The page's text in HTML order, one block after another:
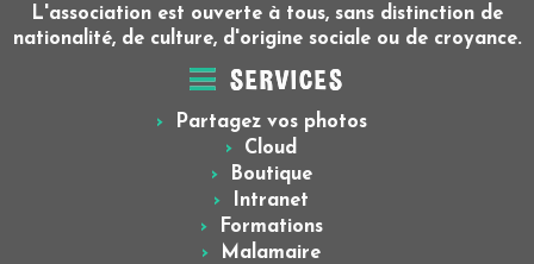
L'association est ouverte à tous, sans distinction de
nationalité, de culture, d'origine sociale ou de croyance.
SERVICES
Partagez vos photos
Cloud
Boutique
Intranet
Formations
Malamaire